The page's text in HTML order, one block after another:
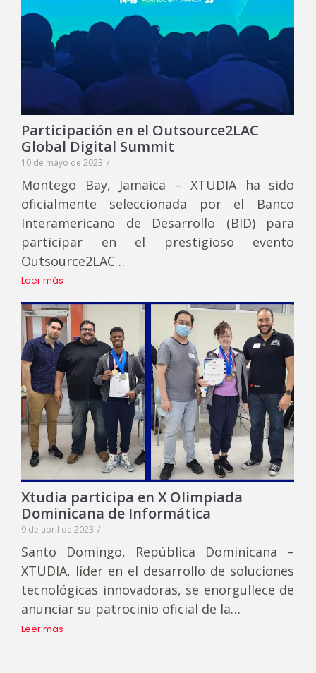
Participación en el Outsource2LAC
Global Digital Summit
10 de mayo de 2023 /
Montego Bay, Jamaica – XTUDIA ha sido
oficialmente seleccionada por el Banco
Interamericano de Desarrollo (BID) para
participar en el prestigioso evento
Outsource2LAC…
Leer más
Xtudia participa en X Olimpiada
Dominicana de Informática
9 de abril de 2023 /
Santo Domingo, República Dominicana –
XTUDIA, líder en el desarrollo de soluciones
tecnológicas innovadoras, se enorgullece de
anunciar su patrocinio oficial de la…
Leer más